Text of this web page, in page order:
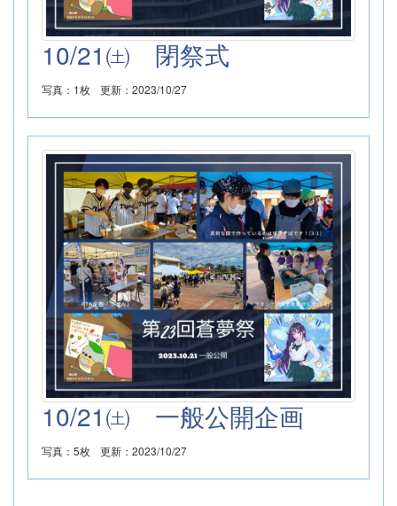
10/21㈯ 閉祭式
写真：1枚 更新：2023/10/27
10/21㈯ 一般公開企画
写真：5枚 更新：2023/10/27